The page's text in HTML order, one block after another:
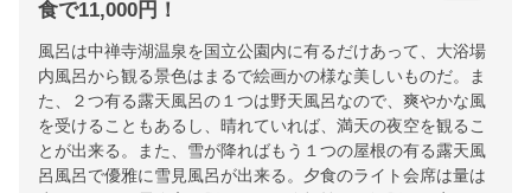
食で11,000円！
風呂は中禅寺湖温泉を国立公園内に有るだけあって、大浴場
内風呂から観る景色はまるで絵画かの様な美しいものだ。ま
た、２つ有る露天風呂の１つは野天風呂なので、爽やかな風
を受けることもあるし、晴れていれば、満天の夜空を観るこ
とが出来る。また、雪が降ればもう１つの屋根の有る露天風
呂風呂で優雅に雪見風呂が出来る。夕食のライト会席は量は